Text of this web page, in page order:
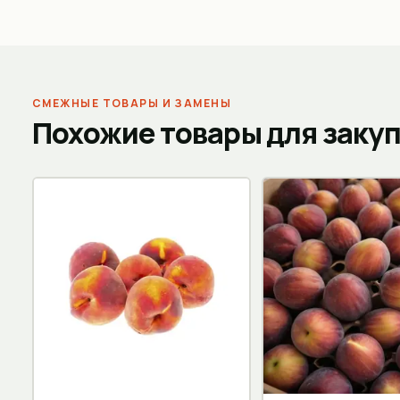
СМЕЖНЫЕ ТОВАРЫ И ЗАМЕНЫ
Похожие товары для